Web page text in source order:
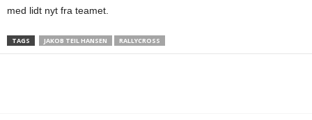
med lidt nyt fra teamet.
TAGS JAKOB TEIL HANSEN RALLYCROSS